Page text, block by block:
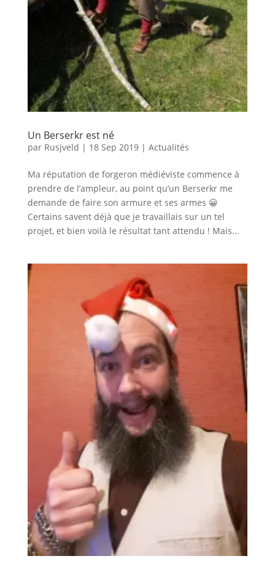
Un Berserkr est né
par Rusjveld | 18 Sep 2019| Actualités
Ma réputation de forgeron médiéviste commence à
prendre de l’ampleur, au point qu’un Berserkr me
demande de faire son armure et ses armes 😀
Certains savent déjà que je travaillais sur un tel
projet, et bien voilà le résultat tant attendu ! Mais...